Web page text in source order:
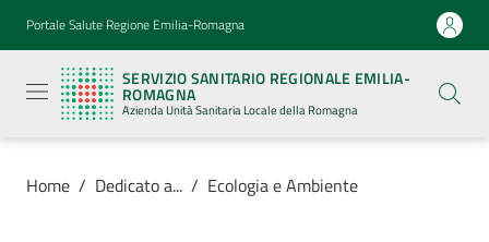
Vai al contenuto
Vai alla navigazione
Vai al footer
Portale Salute Regione Emilia-Romagna
SERVIZIO SANITARIO REGIONALE EMILIA-
ROMAGNA
Azienda Unità Sanitaria Locale della Romagna
Sanitario
Regionale
Emilia-
Romagna
Azienda
Sanitaria
Locale della
Home / Dedicato a... / Ecologia e Ambiente